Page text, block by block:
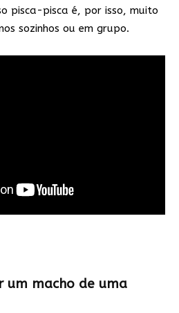
pisca-pisca é, por isso, muito
sozinhos ou em grupo.
um macho de uma